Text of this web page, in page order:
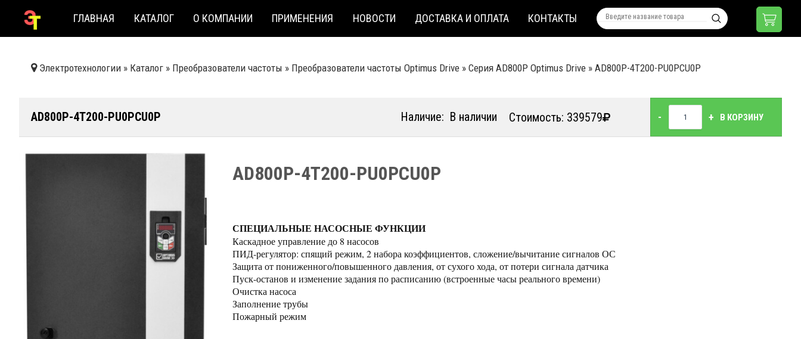
ГЛАВНАЯ КАТАЛОГ О КОМПАНИИ ПРИМЕНЕНИЯ НОВОСТИ ДОСТАВКА И ОПЛАТА КОНТАКТЫ
Электротехнологии » Каталог » Преобразователи частоты » Преобразователи частоты Optimus Drive » Серия AD800P Optimus Drive » AD800P-4T200-PU0PCU0P
AD800P-4T200-PU0PCU0P Наличие: В наличии Стоимость: 339579 - + В КОРЗИНУ
AD800P-4T200-PU0PCU0P
СПЕЦИАЛЬНЫЕ НАСОСНЫЕ ФУНКЦИИ
Каскадное управление до 8 насосов
ПИД-регулятор: спящий режим, 2 набора коэффициентов, сложение/вычитание сигналов ОС
Защита от пониженного/повышенного давления, от сухого хода, от потери сигнала датчика
Пуск-останов и изменение задания по расписанию (встроенные часы реального времени)
Очистка насоса
Заполнение трубы
Пожарный режим